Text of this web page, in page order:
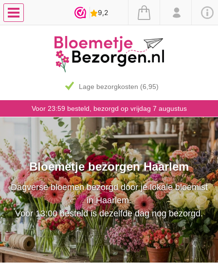
7 dagen vaasgarantie
Voor 23:59 besteld, bezorgd op vrijdag 7 augustus
Bloemetje bezorgen Haarlem
Dagverse bloemen bezorgd door je lokale bloemist
in Haarlem.
Voor 13:00 besteld is dezelfde dag nog bezorgd.